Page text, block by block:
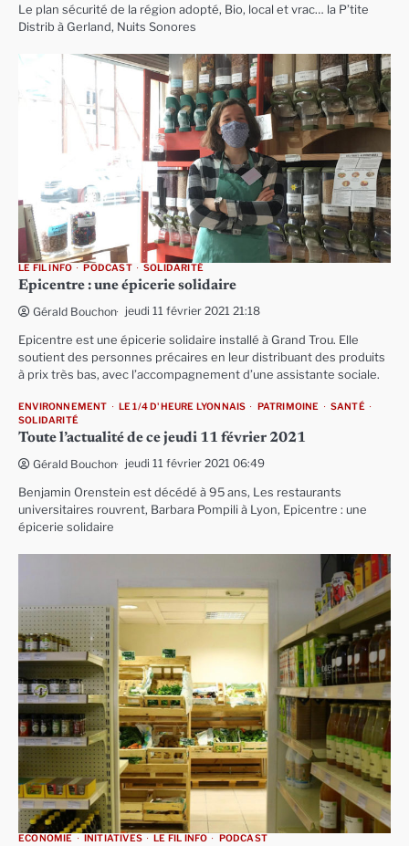
Le plan sécurité de la région adopté, Bio, local et vrac… la P’tite
Distrib à Gerland, Nuits Sonores
LE FIL INFO PODCAST SOLIDARITÉ
Epicentre : une épicerie solidaire
Gérald Bouchon jeudi 11 février 2021 21:18
Epicentre est une épicerie solidaire installé à Grand Trou. Elle
soutient des personnes précaires en leur distribuant des produits
à prix très bas, avec l’accompagnement d’une assistante sociale.
ENVIRONNEMENT LE 1/4 D'HEURE LYONNAIS PATRIMOINE
SANTÉ
SOLIDARITÉ
Toute l’actualité de ce jeudi 11 février 2021
Gérald Bouchon jeudi 11 février 2021 06:49
Benjamin Orenstein est décédé à 95 ans, Les restaurants
universitaires rouvrent, Barbara Pompili à Lyon, Epicentre : une
épicerie solidaire
ECONOMIE INITIATIVES LE FIL INFO PODCAST